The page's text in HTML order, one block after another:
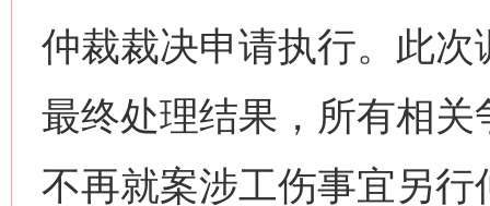
仲裁裁决申请执行。此
最终处理结果，所有相
不再就案涉工伤事宜另